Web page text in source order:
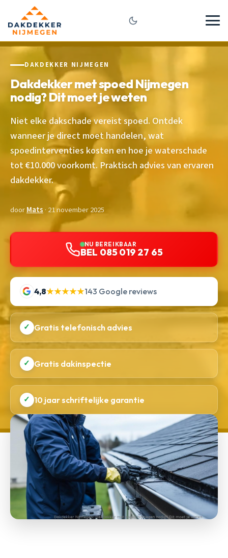
DAKDEKKER NIJMEGEN
Dakdekker met spoed Nijmegen
nodig? Dit moet je weten
Niet elke dakschade vereist spoed. Ontdek
wanneer je direct moet handelen, wat
spoedinterventies kosten en hoe je waterschade
tot €10.000 voorkomt. Praktisch advies van ervaren
dakdekker.
doorMats · 21 november 2025
NU BEREIKBAAR
BEL 085 019 27 65
4,8★★★★★143 Google reviews
✓ Gratis telefonisch advies
✓ Gratis dakinspectie
✓ 10 jaar schriftelijke garantie